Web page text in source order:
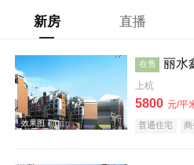
新房 直播
在售 丽水
上杭
5800 元/平
普通住宅 商